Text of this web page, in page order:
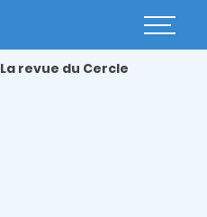
Basculer
La revue du Cercle